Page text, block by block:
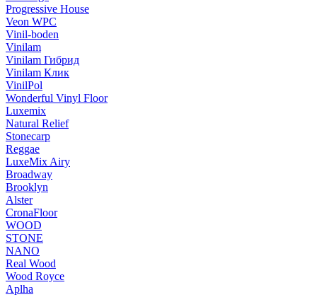
Progressive House
Veon WPC
Vinil-boden
Vinilam
Vinilam Гибрид
Vinilam Клик
VinilPol
Wonderful Vinyl Floor
Luxemix
Natural Relief
Stonecarp
Reggae
LuxeMix Airy
Broadway
Brooklyn
Alster
CronaFloor
WOOD
STONE
NANO
Real Wood
Wood Royce
Aplha